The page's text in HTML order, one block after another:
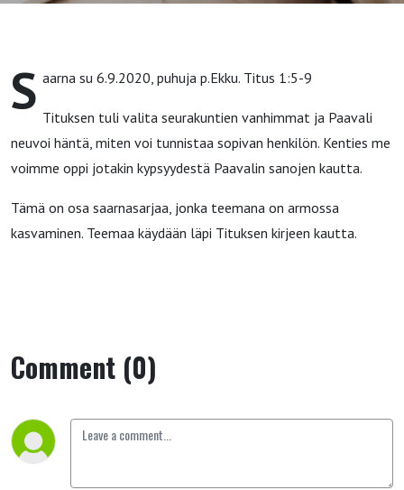
S aarna su 6.9.2020, puhuja p.Ekku. Titus 1:5-9
Tituksen tuli valita seurakuntien vanhimmat ja Paavali
neuvoi häntä, miten voi tunnistaa sopivan henkilön. Kenties me
voimme oppi jotakin kypsyydestä Paavalin sanojen kautta.
Tämä on osa saarnasarjaa, jonka teemana on armossa
kasvaminen. Teemaa käydään läpi Tituksen kirjeen kautta.
Comment (0)